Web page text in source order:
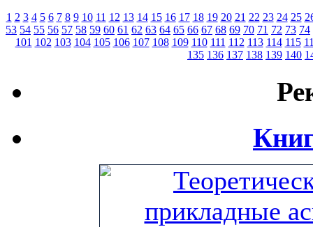
1 2 3 4 5 6 7 8 9 10 11 12 13 14 15 16 17 18 19 20 21 22 23 24 25
53 54 55 56 57 58 59 60 61 62 63 64 65 66 67 68 69 70 71 72 73 74
101 102 103 104 105 106 107 108 109 110 111 112 113 114 115
135 136 137 138 139 140